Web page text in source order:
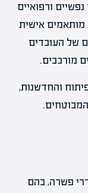
ורפואיים
מותאמים אישית
של העובדים
מורכבים.
והחדשנות,
פשרה, בהם